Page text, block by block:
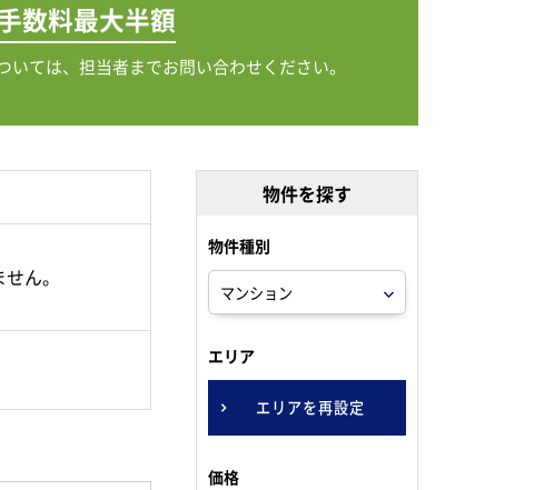
数料最大半額
いては、担当者までお問い合わせください。
ん。
物件を探す
物件種別
エリア
エリアを再設定
価格